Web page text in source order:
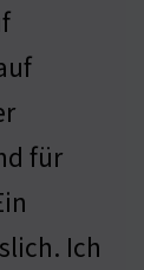
für
Ich